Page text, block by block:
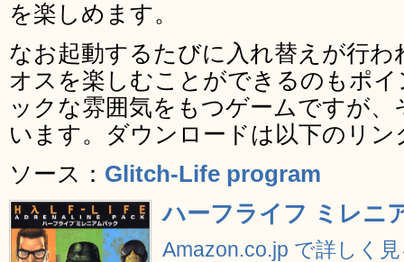
を楽しめます。
なお起動するたびに入れ替えが行
オスを楽しむことができるのもポ
ックな雰囲気をもつゲームですが
います。ダウンロードは以下のリ
ソース： Glitch-Life program
ハーフライフ ミレニ
Amazon.co.jp で詳しく